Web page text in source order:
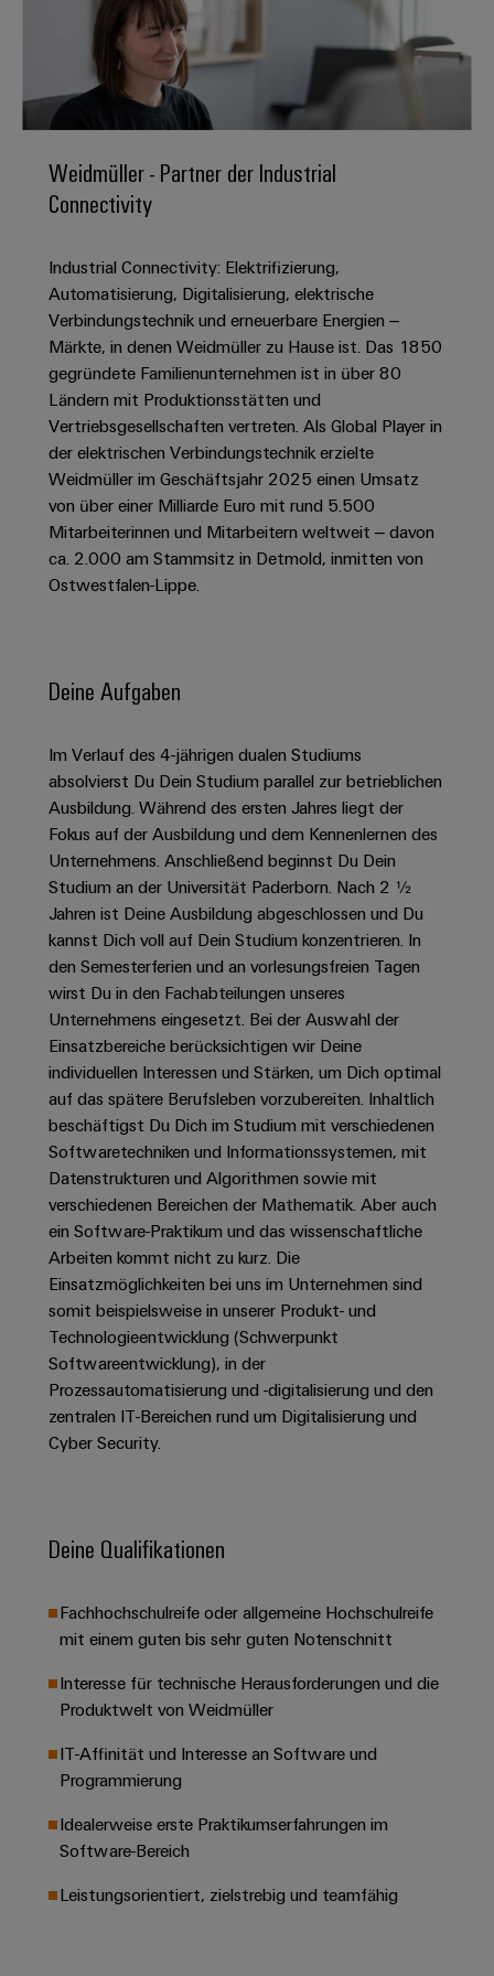
erlebbar
werden.
Datencenter
Lösungen
und
für
Rechenzentren
–
skalierbar
Energiespeicher
Lösungen
und
Produkte
für
Energiespeichersysteme
(ESS)
Energieübertragung
und
-
verteilung
Stabilität
moderne
Energienetze
Gebäudeinfrastruktur
für
die
spezifischen
Anforderungen
in
der
Gebäudeinfrastruktur
Gerätehersteller
Innovative
Verbindungslösungen
für
Geräte
Konventionelle
Energieerzeugung
Zukunftssicherheit
für
bewährte
Energieerzeugung
Maschinenbau
für
verschiedene
Segmente
der
Maschinen
und
Fabrikautomation
Sicherer
Betrieb
vernetzten
für
Prozessindustrie
Mehr
Ressourceneffizienz
Sonnenenergie
Schaltschrankbau
Lösungen
für
Anschlusstechnologie
DC-
Microgrids
OS
Edge
Industrial
5G
Single
Pair
Ethernet
Schaltschrank-
und
Feldebene
Feldverdrahtung
Cabinet
Building
Smart
Metering
Weidmüller
Configurator
Workplace
Solutions
Systeme
und
Lösungen
Dezentrale
Automatisierung
Energiemanagement-
Lösungen
IIoT
&
Automation
Software
Industrial
Analytics
Industrial
Industrial
Security
Industrial
Platform
easyConnect
EZA-
Regler
Leiterplattenklemmen
Gehäusesysteme
und
Kabeleinführungssysteme
komponenten
Anschlussleitungen,
Patchkabel
und
Kabel
SPS
Systemverkabelung
&
Migrationslösungen
Serviceschnittstellen
Koppelrelais
&
Halbleiterrelais
Trennverstärker
und
Messumformer
Stromversorgungen
Elektronikgehäuse
Blitz-
und
Überspannungsschutz
PV
Generatoranschlusskasten
Feldbusverteiler
Automatisierung
&
Software
Steuerungen
Industrial
Touch-
Engineering-
Visualisierungstools
und
Smart
Metering
Fast
Delivery
Service
Beratung
und
Planung
easyConnect
-
Ihre
Industrial
Service
Platform
Connectivity
Consulting
Digitales
Configurator
Connector
Services
Akkreditiertes
Labor
Support
Technischer
Support
Umweltbezogene
Produktkonformität
Engineering
Daten
Technische
Produktkataloge
Reparatur
und
Ersatzteile
Trainings
und
Webinare
Bestellmöglichkeiten
OCI-
EDI-
SERVICES
uns
Promotionfahrzeug
Distribution
Info
unsere
Partner
Vertrieb
Großhandelssuche
News
Messen
Newsletter
Anmeldung
Preisliste
Kataloganforderung
Unternehmen
Weidmüller
Zahlen
und
Fakten
Unser
Vorstand
Weidmüller
Academy
People
&
Culture
Compliance
Weidmüller
Welt
Orange
Kundenmagazin
Management
Informationen
und
Zertifikate
Presse
Unternehmensmeldungen
Fachpressemeldungen
Pressekontakt
Unsere
Partner
IIoT
and
Automation
Partner
Netzwerk
IIoT
and
Automation
finden
Partner
-
Systemintegratoren
Messen
&
Events
Globale
Messen
Karriere
Stellen
für
Berufserfahrene
Für
Studierende
Praktika
Abschlussarbeiten
Neuanfang
für
Studienabbrecher
Offene
Stellen
für
Studierende
Schülerinnen
Schüler
Ausbildung
Duales
Studium
Schülerpraktika
Erfolgreiche
Karrierewege
Offene
Ausbildungs-
und
Studienplätze
Veranstaltungen
Aktuelle
Termine
Workshops
für
Schulklassen
Stellenbörse
Chancen in der
in unseren
Weidmüller - Partner der Industrial
Connectivity
Industrial Connectivity: Elektrifizierung,
Automatisierung, Digitalisierung, elektrische
Verbindungstechnik und erneuerbare Energien –
Märkte, in denen Weidmüller zu Hause ist. Das 1850
gegründete Familienunternehmen ist in über 80
Ländern mit Produktionsstätten und
Vertriebsgesellschaften vertreten. Als Global Player in
der elektrischen Verbindungstechnik erzielte
Weidmüller im Geschäftsjahr 2025 einen Umsatz
von über einer Milliarde Euro mit rund 5.500
Mitarbeiterinnen und Mitarbeitern weltweit – davon
ca. 2.000 am Stammsitz in Detmold, inmitten von
Ostwestfalen-Lippe.
Deine Aufgaben
Im Verlauf des 4-jährigen dualen Studiums
absolvierst Du Dein Studium parallel zur betrieblichen
Ausbildung. Während des ersten Jahres liegt der
Fokus auf der Ausbildung und dem Kennenlernen des
Unternehmens. Anschließend beginnst Du Dein
Studium an der Universität Paderborn. Nach 2 ½
Jahren ist Deine Ausbildung abgeschlossen und Du
kannst Dich voll auf Dein Studium konzentrieren. In
den Semesterferien und an vorlesungsfreien Tagen
wirst Du in den Fachabteilungen unseres
Unternehmens eingesetzt. Bei der Auswahl der
Einsatzbereiche berücksichtigen wir Deine
individuellen Interessen und Stärken, um Dich optimal
auf das spätere Berufsleben vorzubereiten. Inhaltlich
beschäftigst Du Dich im Studium mit verschiedenen
Softwaretechniken und Informationssystemen, mit
Datenstrukturen und Algorithmen sowie mit
verschiedenen Bereichen der Mathematik. Aber auch
ein Software-Praktikum und das wissenschaftliche
Arbeiten kommt nicht zu kurz. Die
Einsatzmöglichkeiten bei uns im Unternehmen sind
somit beispielsweise in unserer Produkt- und
Technologieentwicklung (Schwerpunkt
Softwareentwicklung), in der
Prozessautomatisierung und -digitalisierung und den
zentralen IT-Bereichen rund um Digitalisierung und
Cyber Security. ​
Deine Qualifikationen
Fachhochschulreife oder allgemeine Hochschulreife
mit einem guten bis sehr guten Notenschnitt
Interesse für technische Herausforderungen und die
Produktwelt von Weidmüller​
IT-Affinität​ und Interesse an Software und
Programmierung
Idealerweise erste Praktikumserfahrungen​ im
Software-Bereich
Leistungsorientiert, zielstrebig und teamfähig